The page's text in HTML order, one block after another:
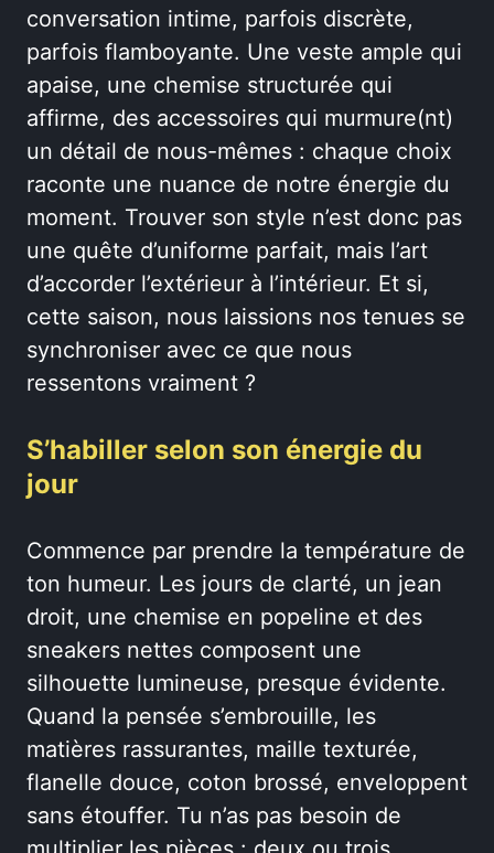
conversation intime, parfois discrète,
parfois flamboyante. Une veste ample qui
apaise, une chemise structurée qui
affirme, des accessoires qui murmure(nt)
un détail de nous-mêmes : chaque choix
raconte une nuance de notre énergie du
moment. Trouver son style n’est donc pas
une quête d’uniforme parfait, mais l’art
d’accorder l’extérieur à l’intérieur. Et si,
cette saison, nous laissions nos tenues se
synchroniser avec ce que nous
ressentons vraiment ?
S’habiller selon son énergie du
jour
Commence par prendre la température de
ton humeur. Les jours de clarté, un jean
droit, une chemise en popeline et des
sneakers nettes composent une
silhouette lumineuse, presque évidente.
Quand la pensée s’embrouille, les
matières rassurantes, maille texturée,
flanelle douce, coton brossé, enveloppent
sans étouffer. Tu n’as pas besoin de